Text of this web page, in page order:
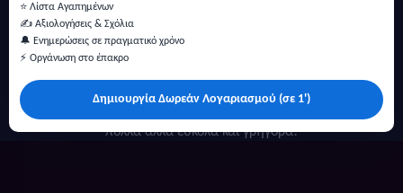
⭐ Λίστα Αγαπημένων
✍️ Αξιολογήσεις & Σχόλια
🔔 Ενημερώσεις σε πραγματικό χρόνο
⚡ Οργάνωση στο έπακρο
Δημιουργία Δωρεάν Λογαριασμού (σε 1')
πολλά άλλα ευκολα και γρήγορα!